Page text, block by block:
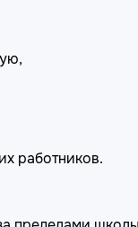
работников.